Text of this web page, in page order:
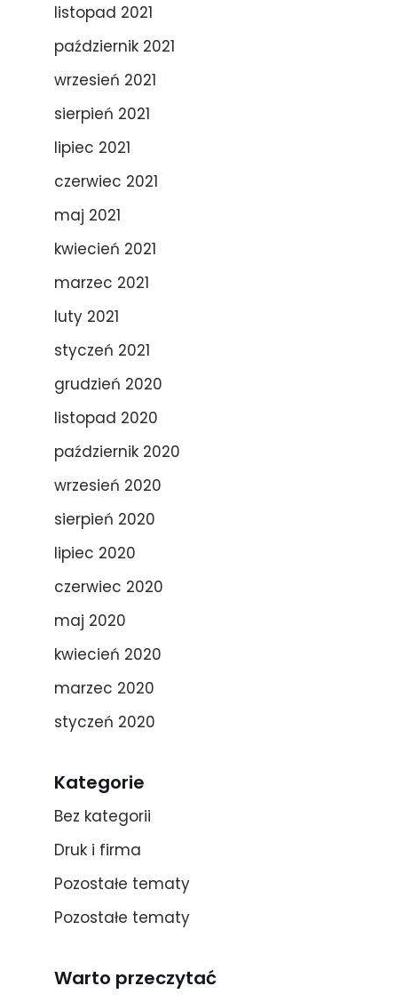
listopad 2021
październik 2021
wrzesień 2021
sierpień 2021
lipiec 2021
czerwiec 2021
maj 2021
kwiecień 2021
marzec 2021
luty 2021
styczeń 2021
grudzień 2020
listopad 2020
październik 2020
wrzesień 2020
sierpień 2020
lipiec 2020
czerwiec 2020
maj 2020
kwiecień 2020
marzec 2020
styczeń 2020
Kategorie
Bez kategorii
Druk i firma
Pozostałe tematy
Pozostałe tematy
Warto przeczytać